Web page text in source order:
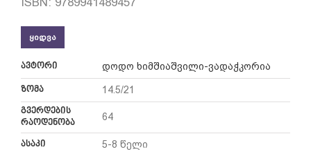
ISBN: 9789941489457
ᲧᲘᲓᲕᲐ
ავტორი დოდო ხიმშიაშვილი-ვადაჭკორია
ზომა
14.5/21
გვერდების
რაოდენობა
64
ასაკი 5-8 წელი